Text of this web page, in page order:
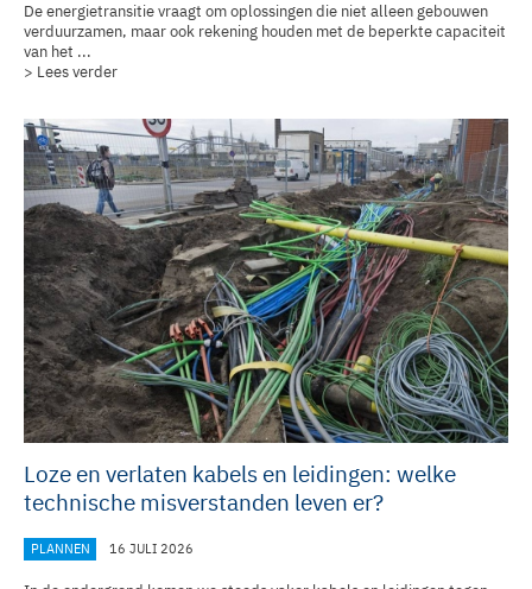
De energietransitie vraagt om oplossingen die niet alleen gebouwen
verduurzamen, maar ook rekening houden met de beperkte capaciteit
van het ...
> Lees verder
Loze en verlaten kabels en leidingen: welke
technische misverstanden leven er?
PLANNEN 16 JULI 2026